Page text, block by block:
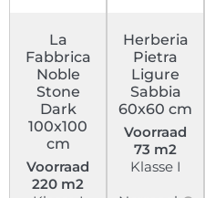
La
Fabbrica
Noble
Stone
Dark
100x100
cm
Voorraad
220 m2
Herberia
Pietra
Ligure
Sabbia
60x60 cm
Voorraad
73 m2
Klasse I